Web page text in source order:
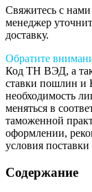
Свяжитесь с
менеджер
доставку.
Обратите
Код ТН ВЭД, а
ставки пошлин и
необходимость
меняться в
таможенной
оформлении,
условия
Содержание